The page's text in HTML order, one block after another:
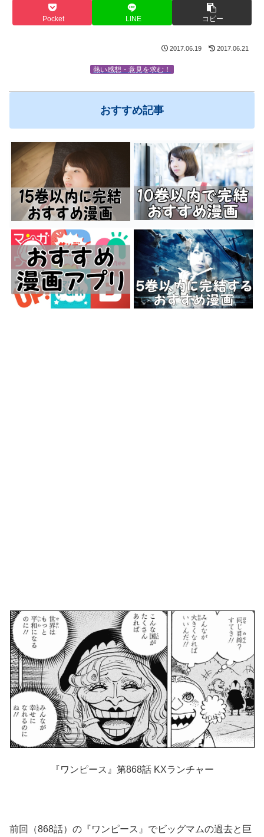
Pocket LINE コピー
2017.06.19 2017.06.21
熱い感想・意見を求む！
おすすめ記事
『ワンピース』第868話 KXランチャー
前回（868話）の『ワンピース』でビッグマムの過去と巨